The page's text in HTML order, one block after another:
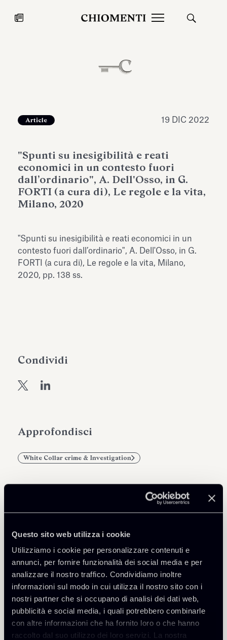
Questo sito web utilizza i cookie
Utilizziamo i cookie per personalizzare contenuti e
annunci, per fornire funzionalità dei social media e per
analizzare il nostro traffico. Condividiamo inoltre
informazioni sul modo in cui utilizza il nostro sito con i
nostri partner che si occupano di analisi dei dati web,
pubblicità e social media, i quali potrebbero combinarle
con altre informazioni che ha fornito loro o che hanno
raccolto dal suo utilizzo dei loro servizi. La nostra
27 LUG 2026
Fondazione Torlonia inaugura la
dell’Antiquarium di Villa Albani
Torlonia
Leggi tutto
Approfondisci
White Collar crime & Investigation
Article 19 DIC 2022
"Spunti su inesigibilità e reati
economici in un contesto fuori
dall’ordinario", A. Dell'Osso, in G.
FORTI (a cura di), Le regole e la vita,
Milano, 2020
"Spunti su inesigibilità e reati economici in un
contesto fuori dall’ordinario", A. Dell'Osso, in G.
FORTI (a cura di), Le regole e la vita, Milano,
2020, pp. 138 ss.
Condividi
Torna agli Insights
Alain Maria Dell'Osso
SEDI
Milano
Scopri il professionista